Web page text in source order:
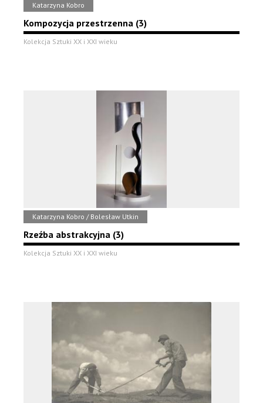
Katarzyna Kobro
Kompozycja przestrzenna (3)
Kolekcja Sztuki XX i XXI wieku
Katarzyna Kobro / Bolesław Utkin
Rzeźba abstrakcyjna (3)
Kolekcja Sztuki XX i XXI wieku